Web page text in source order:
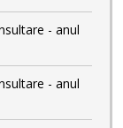
- anul
- anul